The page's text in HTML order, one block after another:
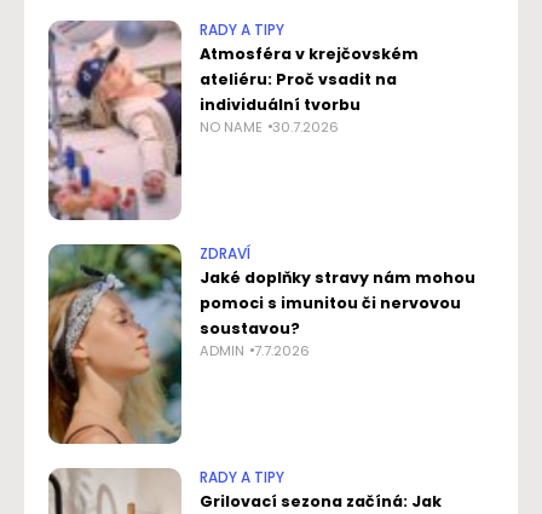
RADY A TIPY
Atmosféra v krejčovském
ateliéru: Proč vsadit na
individuální tvorbu
NO NAME 30.7.2026
ZDRAVÍ
Jaké doplňky stravy nám mohou
pomoci s imunitou či nervovou
soustavou?
ADMIN 7.7.2026
RADY A TIPY
Grilovací sezona začíná: Jak